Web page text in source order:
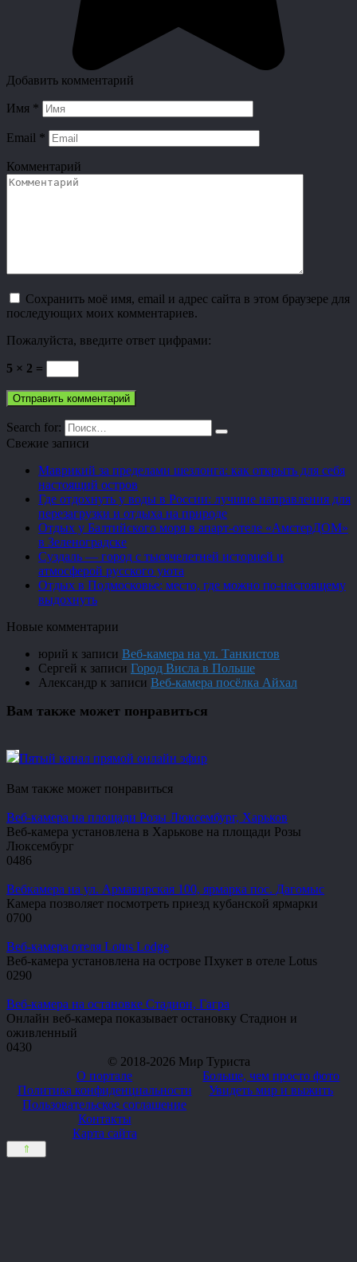
Добавить комментарий
Имя *
Email *
Комментарий
Сохранить моё имя, email и адрес сайта в этом браузере для
последующих моих комментариев.
Пожалуйста, введите ответ цифрами:
5 × 2 =
Search for:
Свежие записи
Маврикий за пределами шезлонга: как открыть для себя
настоящий остров
Где отдохнуть у воды в России: лучшие направления для
перезагрузки и отдыха на природе
Отдых у Балтийского моря в апарт-отеле «АмстерДОМ»
в Зеленоградске
Суздаль — город с тысячелетней историей и
атмосферой русского уюта
Отдых в Подмосковье: место, где можно по-настоящему
выдохнуть
Новые комментарии
юрий к записи Веб-камера на ул. Танкистов
Сергей к записи Город Висла в Польше
Александр к записи Веб-камера посёлка Айхал
Вам также может понравиться
Пятый канал прямой онлайн эфир
Вам также может понравиться
Веб-камера на площади Розы Люксембург, Харьков
Веб-камера установлена в Харькове на площади Розы
Люксембург
0486
Вебкамера на ул. Армавирская 100, ярмарка пос. Дагомыс
Камера позволяет посмотреть приезд кубанской ярмарки
0700
Веб-камера отеля Lotus Lodge
Веб-камера установлена на острове Пхукет в отеле Lotus
0290
Веб-камера на остановке Стадион, Гагра
Онлайн веб-камера показывает остановку Стадион и
оживленный
0430
© 2018-2026 Мир Туриста
О портале
Политика конфиденциальности
Пользовательское соглашение
Контакты
Карта сайта
Больше, чем просто фото
Увидеть мир и выжить